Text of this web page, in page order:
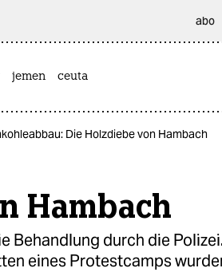
abo
jemen ceuta
Die Holzdiebe von Hambach
Hambach
Behandlung durch die
eines Protestcamps